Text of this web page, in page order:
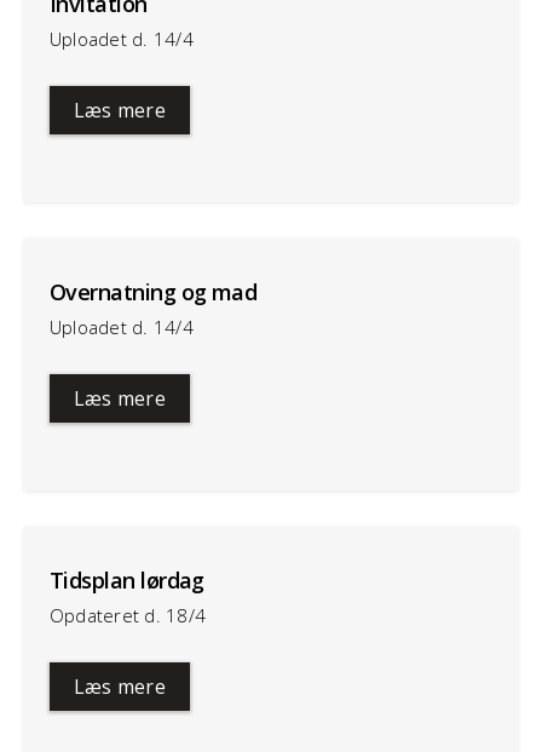
Uploadet d. 14/4
Læs mere
Overnatning og mad
Uploadet d. 14/4
Læs mere
Tidsplan lørdag
Opdateret d. 18/4
Læs mere